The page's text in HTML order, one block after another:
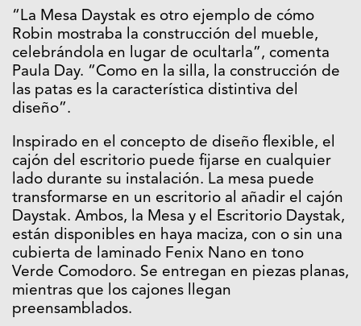
“La Mesa Daystak es otro ejemplo de cómo
Robin mostraba la construcción del mueble,
celebrándola en lugar de ocultarla”, comenta
Paula Day. “Como en la silla, la construcción de
las patas es la característica distintiva del
diseño”.
Inspirado en el concepto de diseño flexible, el
cajón del escritorio puede fijarse en cualquier
lado durante su instalación. La mesa puede
transformarse en un escritorio al añadir el cajón
Daystak. Ambos, la Mesa y el Escritorio Daystak,
están disponibles en haya maciza, con o sin una
cubierta de laminado Fenix Nano en tono
Verde Comodoro. Se entregan en piezas planas,
mientras que los cajones llegan
preensamblados.